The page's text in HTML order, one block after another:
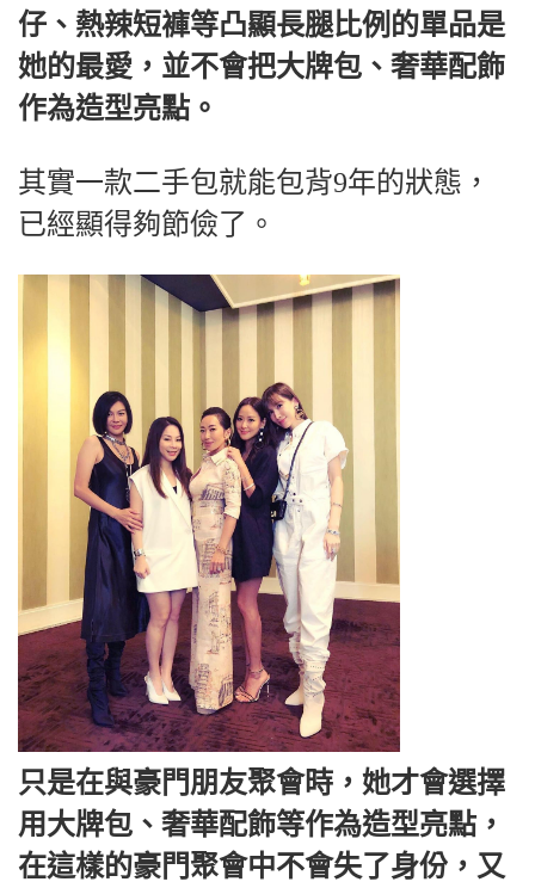
仔、熱辣短褲等凸顯長腿比例的單品是
她的最愛，並不會把大牌包、奢華配飾
作為造型亮點。
其實一款二手包就能包背9年的狀態，
已經顯得夠節儉了。
只是在與豪門朋友聚會時，她才會選擇
用大牌包、奢華配飾等作為造型亮點，
在這樣的豪門聚會中不會失了身份，又